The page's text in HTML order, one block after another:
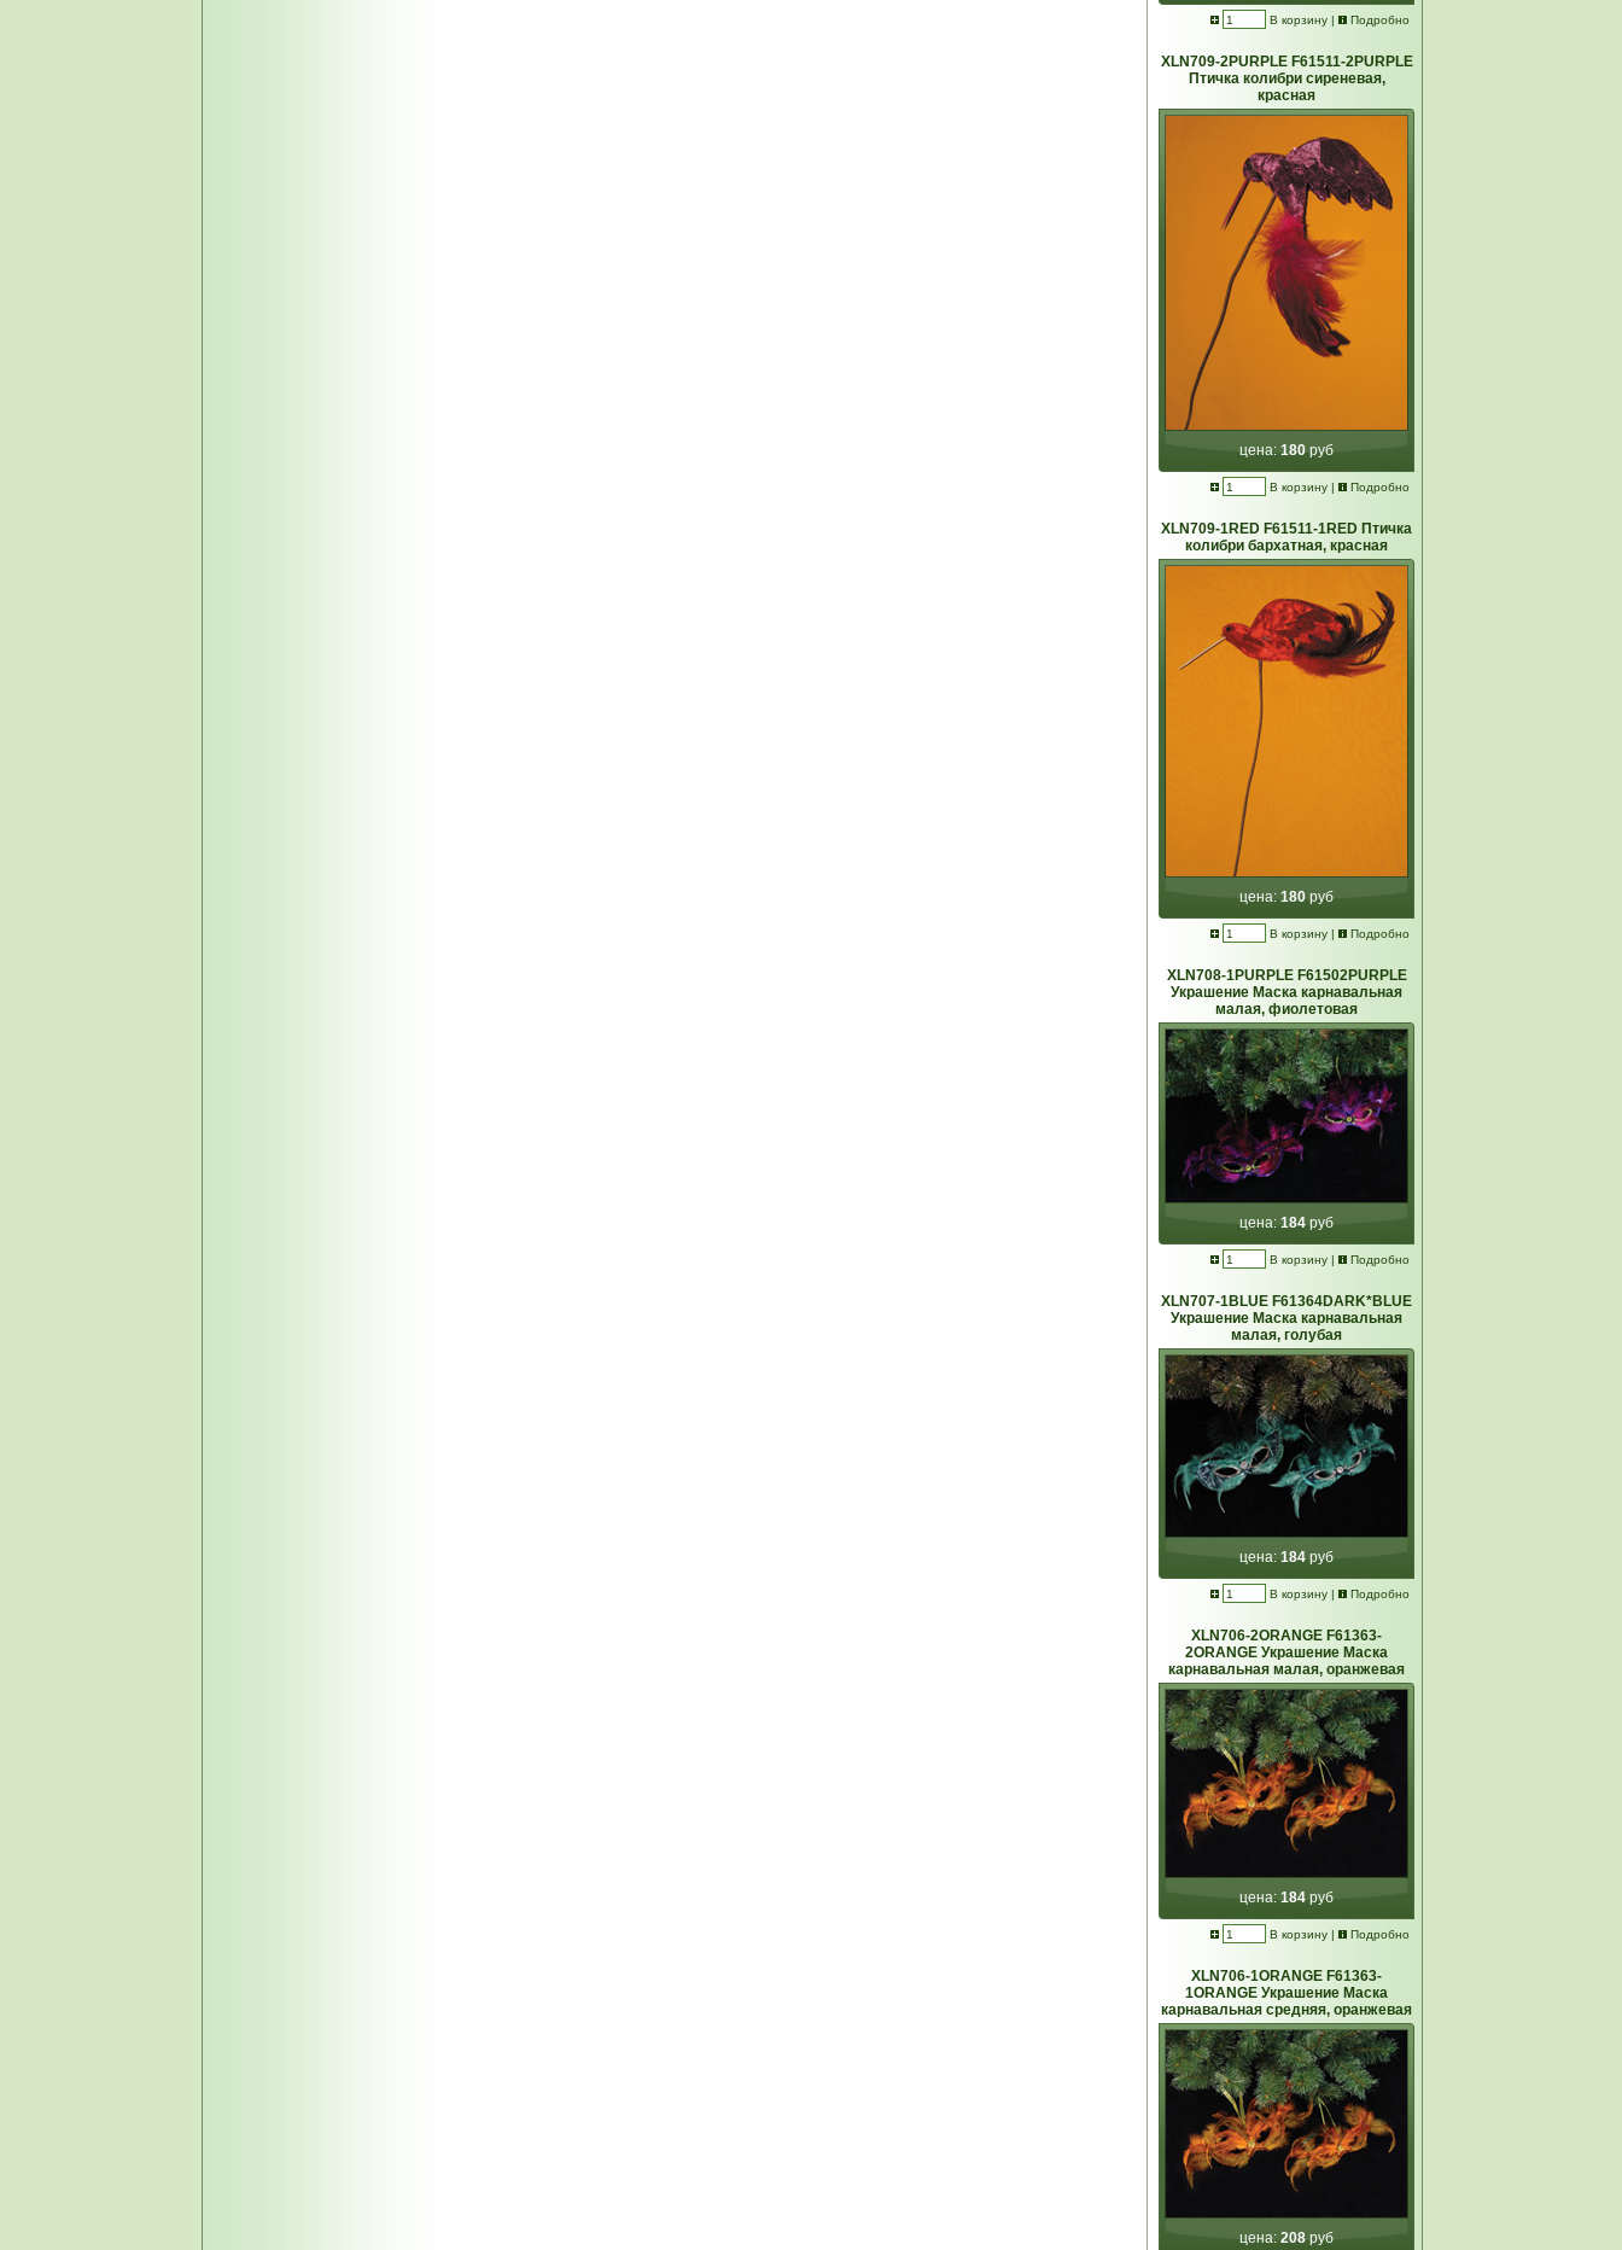
В корзину | Подробно
XLN709-2PURPLE F61511-2PURPLE
Птичка колибри сиреневая,
красная
цена: 180 руб
В корзину | Подробно
XLN709-1RED F61511-1RED Птичка
колибри бархатная, красная
цена: 180 руб
В корзину | Подробно
XLN708-1PURPLE F61502PURPLE
Украшение Маска карнавальная
малая, фиолетовая
цена: 184 руб
В корзину | Подробно
XLN707-1BLUE F61364DARK*BLUE
Украшение Маска карнавальная
малая, голубая
цена: 184 руб
В корзину | Подробно
XLN706-2ORANGE F61363-
2ORANGE Украшение Маска
карнавальная малая, оранжевая
цена: 184 руб
В корзину | Подробно
XLN706-1ORANGE F61363-
1ORANGE Украшение Маска
карнавальная средняя, оранжевая
цена: 208 руб